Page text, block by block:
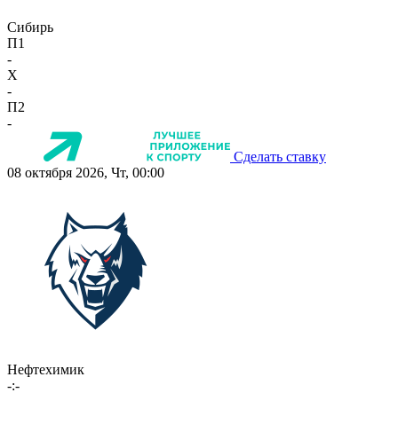
Сибирь
П1
-
X
-
П2
-
Сделать ставку
08 октября 2026, Чт, 00:00
Нефтехимик
-:-